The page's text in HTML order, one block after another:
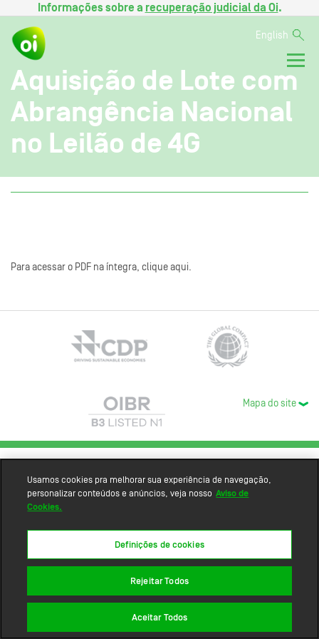
Informações sobre a recuperação judicial da Oi.
English
Aquisição de Lote com
Abrangência Nacional
no Leilão de 4G
Para acessar o PDF na íntegra, clique aqui.
Mapa do site
Usamos cookies pra melhorar sua experiência de navegação,
personalizar conteúdos e anúncios, veja nosso Aviso de
Cookies.
Definições de cookies
Rejeitar Todos
Aceitar Todos